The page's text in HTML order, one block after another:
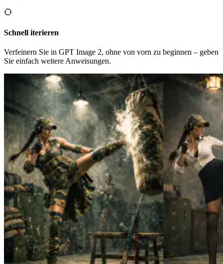
Schnell iterieren
Verfeinern Sie in GPT Image 2, ohne von vorn zu beginnen – geben
Sie einfach weitere Anweisungen.